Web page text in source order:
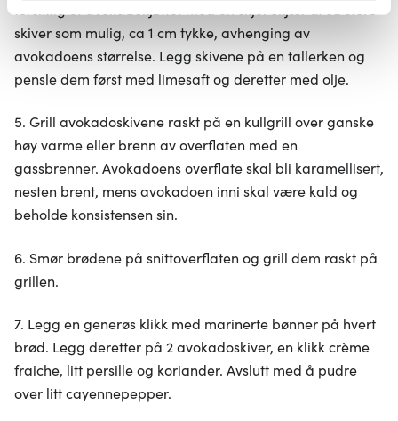
brukes. Du kan hele tiden endre eller trekke tilbake ditt
samtykke fra erklæringen om informasjonskapsler.
Vi bruker informasjonskapsler for å gi innhold og
mediefunksjoner og for å analysere trafikken vår. Vi deler
dessuten informasjon om hvordan du bruker nettstedet
vårt, med partnerne våre innen sosiale medier,
annonsering og analysearbeid, som kan kombinere den
med annen informasjon du har gjort tilgjengelig for dem,
skiver som mulig, ca 1 cm tykke, avhenging av
avokadoens størrelse. Legg skivene på en tallerken og
pensle dem først med limesaft og deretter med olje.
5. Grill avokadoskivene raskt på en kullgrill over ganske
høy varme eller brenn av overflaten med en
gassbrenner. Avokadoens overflate skal bli karamellisert,
nesten brent, mens avokadoen inni skal være kald og
beholde konsistensen sin.
6. Smør brødene på snittoverflaten og grill dem raskt på
grillen.
7. Legg en generøs klikk med marinerte bønner på hvert
brød. Legg deretter på 2 avokadoskiver, en klikk crème
fraiche, litt persille og koriander. Avslutt med å pudre
over litt cayennepepper.